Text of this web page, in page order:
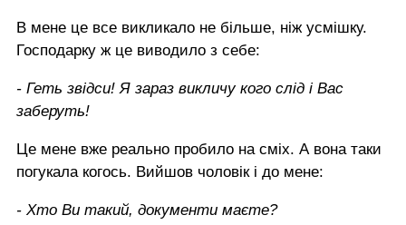
В мене це все викликало не більше, ніж усмішку.
Господарку ж це виводило з себе:
- Геть звідси! Я зараз викличу кого слід і Вас
заберуть!
Це мене вже реально пробило на сміх. А вона таки
погукала когось. Вийшов чоловік і до мене:
- Хто Ви такий, документи маєте?